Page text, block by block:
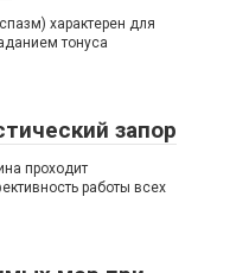
характерен для
тонуса
запор
проходит
работы всех